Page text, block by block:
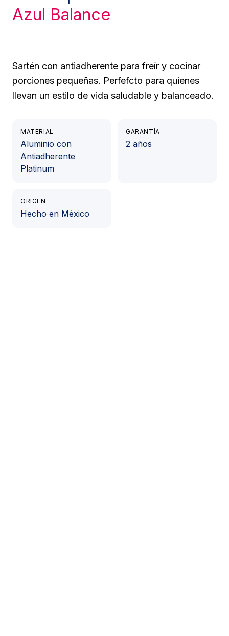
Azul Balance
Sartén con antiadherente para freír y cocinar
porciones pequeñas. Perfefcto para quienes
llevan un estilo de vida saludable y balanceado.
MATERIAL
Aluminio con
Antiadherente
Platinum
GARANTÍA
2 años
ORIGEN
Hecho en México